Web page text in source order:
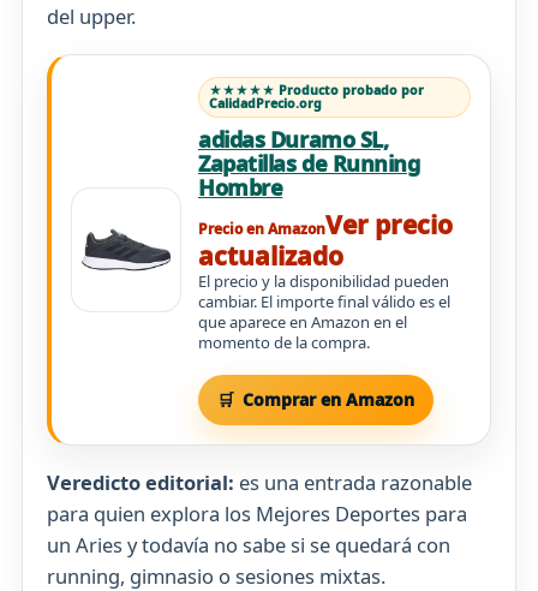
del upper.
★★★★★ Producto probado por
CalidadPrecio.org
adidas Duramo SL,
Zapatillas de Running
Hombre
Precio en AmazonVer precio
actualizado
El precio y la disponibilidad pueden
cambiar. El importe final válido es el
que aparece en Amazon en el
momento de la compra.
Comprar en Amazon
Veredicto editorial: es una entrada razonable
para quien explora los Mejores Deportes para
un Aries y todavía no sabe si se quedará con
running, gimnasio o sesiones mixtas.